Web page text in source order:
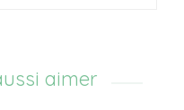
aimer